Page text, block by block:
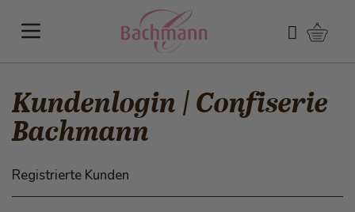
Suchen
Kundenlogin | Confiserie
Bachmann
Registrierte Kunden